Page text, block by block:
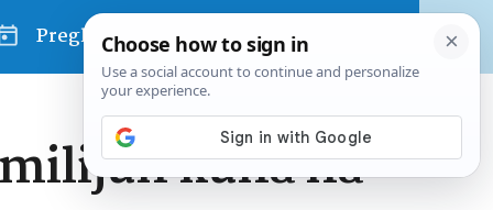
Pregled dana
kuna na